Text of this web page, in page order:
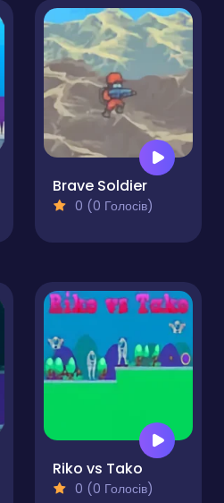
Brave Soldier
0 (0 Голосів)
Riko vs Tako
0 (0 Голосів)